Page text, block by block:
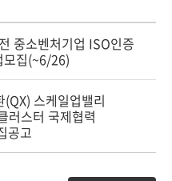
중소벤처기업 ISO인증
모집(~6/26)
(QX) 스케일업밸리
러스터 국제협력
공고